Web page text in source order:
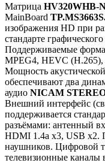
Матрица HV320WHB-
MainBoard
изображения HD при
стандарте
Поддерживаемые
MPEG4, HEVC
Мощность
обеспечивают два
аудио NICAM
Внешний интерфейс
поддерживается
разъёмами: антенный
HDMI 1.4a x3, USB x2.
наушников. Цифровой
телевизионные каналы